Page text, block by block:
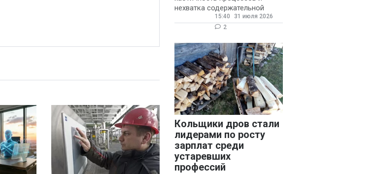
нехватка содержательной
обратной связи от
руководителя являются
конфликтов и раздражения в
15:40
31 июля 2026
2
Кольщики дров стали
лидерами по росту
зарплат среди
устаревших
профессий